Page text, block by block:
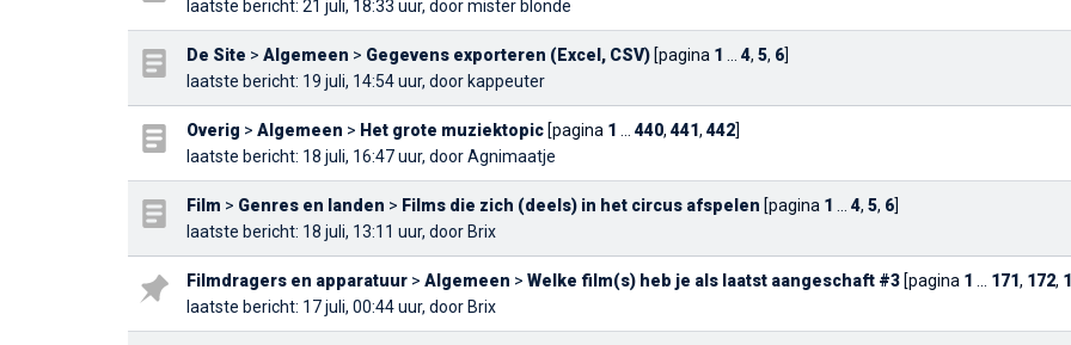
laatste bericht: 21 juli, 18:33 uur, doormister blonde
De Site > Algemeen > Gegevens exporteren (Excel, CSV) [pagina 1 4, 5, 6]
laatste bericht: 19 juli, 14:54 uur, door kappeuter
Overig > Algemeen > Het grote muziektopic [pagina 1 440, 441, 442]
laatste bericht: 18 juli, 16:47 uur, doorAgnimaatje
Film > Genres en landen > Films die zich (deels) in het circus afspelen [pagina 1 4, 5, 6]
laatste bericht: 18 juli, 13:11 uur, door Brix
Filmdragers en apparatuur > Algemeen > Welke film(s) heb je als laatst aangeschaft #3 [pagina 1 171, 172,
laatste bericht: 17 juli, 00:44 uur, door Brix